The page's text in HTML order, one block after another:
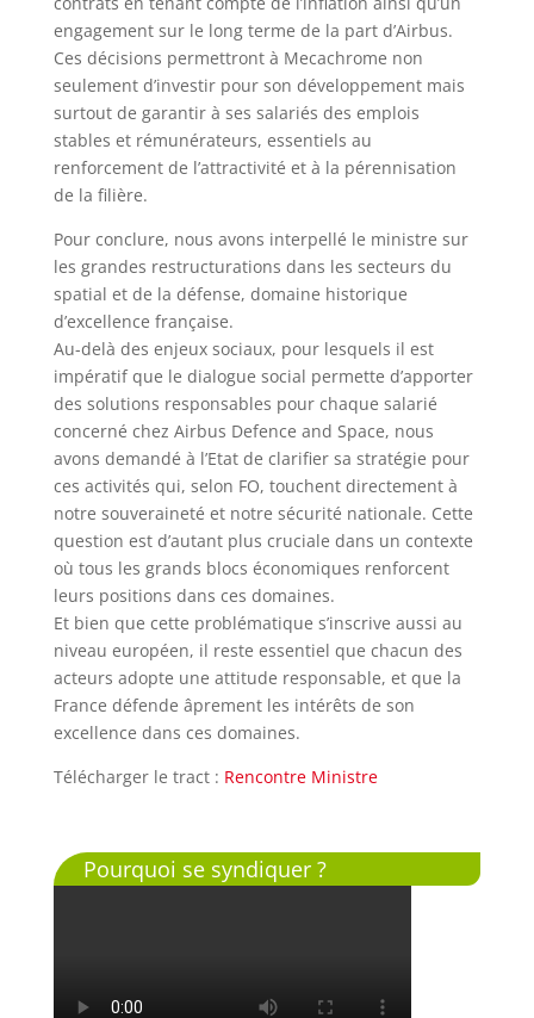
engagement sur le long terme de la part d’Airbus.
Ces décisions permettront à Mecachrome non
seulement d’investir pour son développement mais
surtout de garantir à ses salariés des emplois
stables et rémunérateurs, essentiels au
renforcement de l’attractivité et à la pérennisation
de la filière.
Pour conclure, nous avons interpellé le ministre sur
les grandes restructurations dans les secteurs du
spatial et de la défense, domaine historique
d’excellence française.
Au-delà des enjeux sociaux, pour lesquels il est
impératif que le dialogue social permette d’apporter
des solutions responsables pour chaque salarié
concerné chez Airbus Defence and Space, nous
avons demandé à l’Etat de clarifier sa stratégie pour
ces activités qui, selon FO, touchent directement à
notre souveraineté et notre sécurité nationale. Cette
question est d’autant plus cruciale dans un contexte
où tous les grands blocs économiques renforcent
leurs positions dans ces domaines.
Et bien que cette problématique s’inscrive aussi au
niveau européen, il reste essentiel que chacun des
acteurs adopte une attitude responsable, et que la
France défende âprement les intérêts de son
excellence dans ces domaines.
Télécharger le tract : Rencontre Ministre
Pourquoi se syndiquer ?